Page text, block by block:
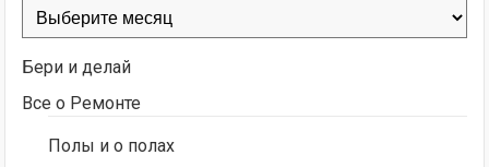
Архивы
Бери и делай
Все о Ремонте
Полы и о полах